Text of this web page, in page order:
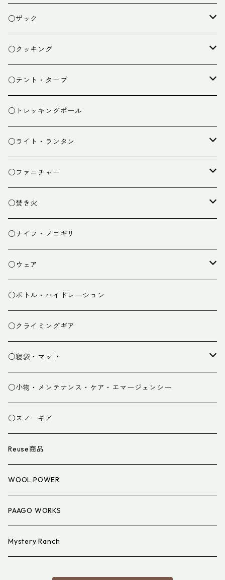
○ザック
ザック
スタッフバッグ
ザック小物
○クッキング
クッカー
バーナー
カトラリー
クッキング小物
○テント・タープ
テント
タープ
ペグ・ハンマー・小物
○トレッキングポール
○ライト・ランタン
ライト
ランタン
○ファニチャー
テーブル
チェア
○焚き火
焚き火台
焚き火小物
○ナイフ・ノコギリ
○ウェア
ミドルレイヤー
ベースレイヤー
パンツ
グローブ
スパッツ・ゲイター
衣類小物
アイウェア
○ボトル・ハイドレーション
○クライミングギア
○寝袋・マット
寝袋
マット
寝具小物
○小物・メンテナンス・ケア・エマージェンシー
○スノーギア
Reuse商品
WOOL POWER
PAAGO WORKS
Mystery Ranch